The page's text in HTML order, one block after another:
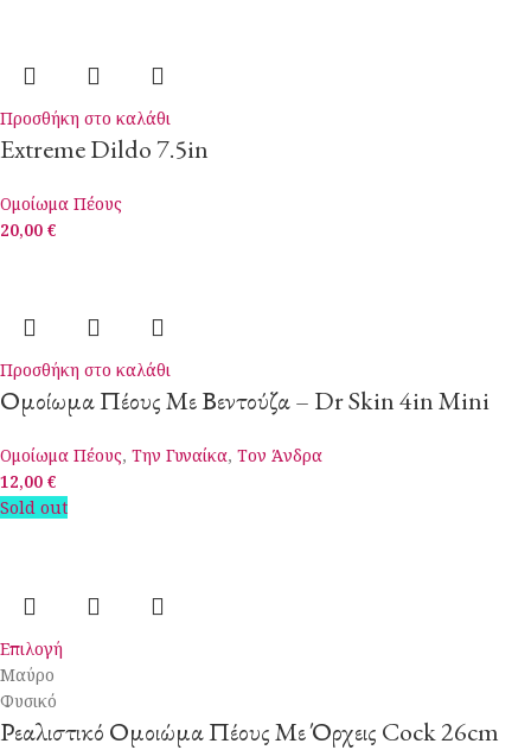
Προσθήκη στο καλάθι
Extreme Dildo 7.5in
Ομοίωμα Πέους
20,00 €
Προσθήκη στο καλάθι
Ομοίωμα Πέους Με Βεντούζα – Dr Skin 4in Mini
Ομοίωμα Πέους, Την Γυναίκα, Τον Άνδρα
12,00 €
Sold out
Επιλογή
Μαύρο
Φυσικό
Ρεαλιστικό Ομοιώμα Πέους Με Όρχεις Cock 26cm